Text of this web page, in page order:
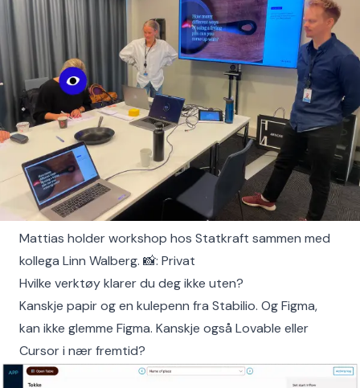
Mattias holder workshop hos Statkraft sammen med
kollega Linn Walberg. 📸: Privat
Hvilke verktøy klarer du deg ikke uten?
Kanskje papir og en kulepenn fra Stabilio. Og Figma,
kan ikke glemme Figma. Kanskje også Lovable eller
Cursor i nær fremtid?